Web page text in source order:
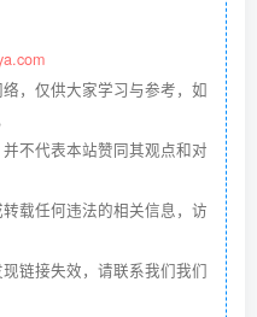
，仅供大家学习与参考，如
不代表本站赞同其观点和对
载任何违法的相关信息，访
链接失效，请联系我们我们